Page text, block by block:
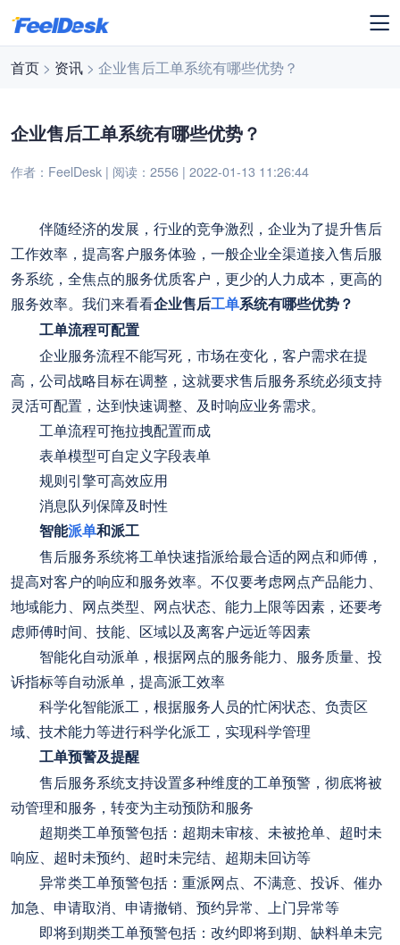
首页 > 资讯 > 企业售后工单系统有哪些优势？
企业售后工单系统有哪些优势？
作者：FeelDesk | 阅读：2556 | 2022-01-13 11:26:44
伴随经济的发展，行业的竞争激烈，企业为了提升售后
工作效率，提高客户服务体验，一般企业全渠道接入售后服
务系统，全焦点的服务优质客户，更少的人力成本，更高的
服务效率。我们来看看企业售后工单系统有哪些优势？
工单流程可配置
企业服务流程不能写死，市场在变化，客户需求在提
高，公司战略目标在调整，这就要求售后服务系统必须支持
灵活可配置，达到快速调整、及时响应业务需求。
工单流程可拖拉拽配置而成
表单模型可自定义字段表单
规则引擎可高效应用
消息队列保障及时性
智能派单和派工
售后服务系统将工单快速指派给最合适的网点和师傅，
提高对客户的响应和服务效率。不仅要考虑网点产品能力、
地域能力、网点类型、网点状态、能力上限等因素，还要考
虑师傅时间、技能、区域以及离客户远近等因素
智能化自动派单，根据网点的服务能力、服务质量、投
诉指标等自动派单，提高派工效率
科学化智能派工，根据服务人员的忙闲状态、负责区
域、技术能力等进行科学化派工，实现科学管理
工单预警及提醒
售后服务系统支持设置多种维度的工单预警，彻底将被
动管理和服务，转变为主动预防和服务
超期类工单预警包括：超期未审核、未被抢单、超时未
响应、超时未预约、超时未完结、超期未回访等
异常类工单预警包括：重派网点、不满意、投诉、催办
加急、申请取消、申请撤销、预约异常、上门异常等
即将到期类工单预警包括：改约即将到期、缺料单未完